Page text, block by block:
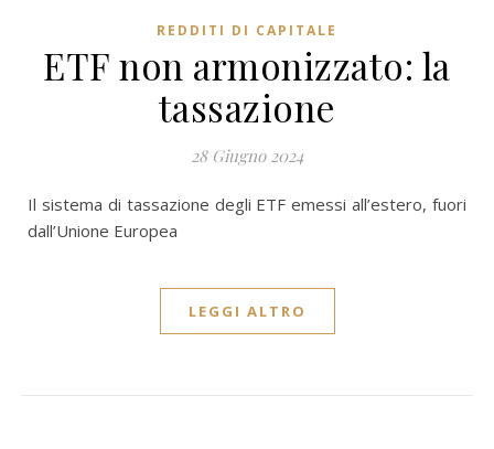
REDDITI DI CAPITALE
ETF non armonizzato: la
tassazione
28 Giugno 2024
Il sistema di tassazione degli ETF emessi all’estero, fuori
dall’Unione Europea
LEGGI ALTRO